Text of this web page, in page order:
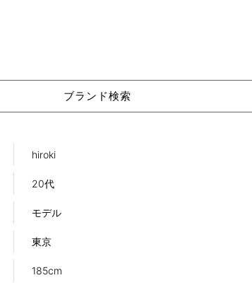
ブランド検索
hiroki
20代
モデル
東京
185cm